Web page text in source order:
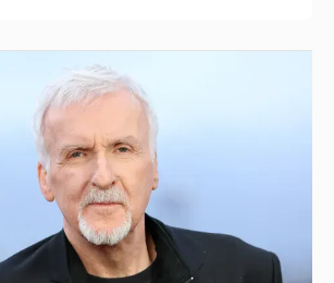
Кэмерон заговорил о
карьеры